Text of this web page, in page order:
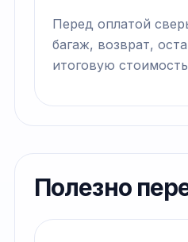
Перед оплатой
багаж, возврат,
итоговую
Полезно